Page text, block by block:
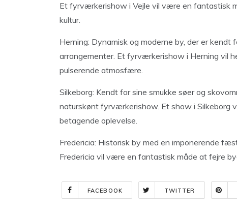
Et fyrværkerishow i Vejle vil være en fantastisk
kultur.
Herning: Dynamisk og moderne by, der er kendt
arrangementer. Et fyrværkerishow i Herning vil
pulserende atmosfære.
Silkeborg: Kendt for sine smukke søer og
naturskønt fyrværkerishow. Et show i Silkeborg
betagende oplevelse.
Fredericia: Historisk by med en imponerende
Fredericia vil være en fantastisk måde at fejre
FACEBOOK TWITTER